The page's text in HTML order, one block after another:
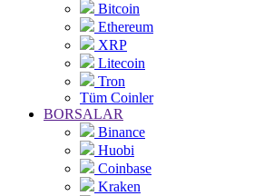
Bitcoin
Ethereum
XRP
Litecoin
Tron
Tüm Coinler
BORSALAR
Binance
Huobi
Coinbase
Kraken